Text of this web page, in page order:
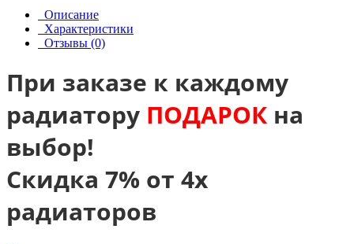
Описание
Характеристики
Отзывы (0)
При заказе к каждому
радиатору ПОДАРОК на
выбор!
Скидка 7% от 4х
радиаторов